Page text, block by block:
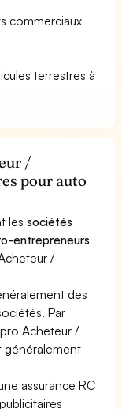
commerciaux
terrestres à
/
pour auto
lessociétés
entrepreneurs
/
des
Par
Acheteur /
généralement
assurance RC